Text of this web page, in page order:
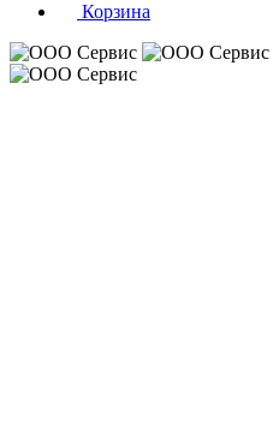
Корзина